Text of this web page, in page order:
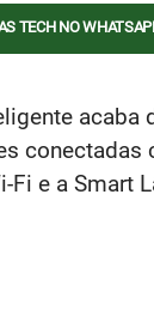
TECH NO
acaba
conectadas
Fi e a Smart